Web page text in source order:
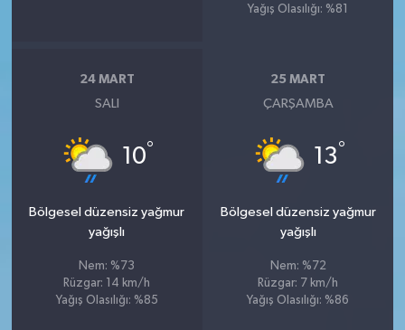
Yağış Olasılığı: %81
24 MART
SALI
10°
Bölgesel düzensiz yağmur
yağışlı
Nem: %73
Rüzgar: 14 km/h
Yağış Olasılığı: %85
25 MART
ÇARŞAMBA
13°
Bölgesel düzensiz yağmur
yağışlı
Nem: %72
Rüzgar: 7 km/h
Yağış Olasılığı: %86